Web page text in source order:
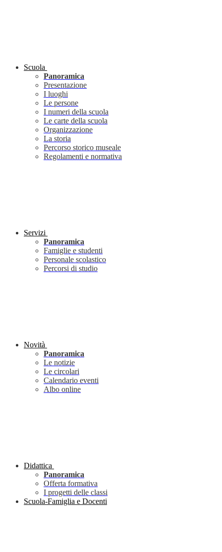
Scuola
Panoramica
Presentazione
I luoghi
Le persone
I numeri della scuola
Le carte della scuola
Organizzazione
La storia
Percorso storico museale
Regolamenti e normativa
Servizi
Panoramica
Famiglie e studenti
Personale scolastico
Percorsi di studio
Novità
Panoramica
Le notizie
Le circolari
Calendario eventi
Albo online
Didattica
Panoramica
Offerta formativa
I progetti delle classi
Scuola-Famiglia e Docenti